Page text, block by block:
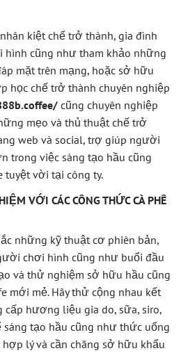
kiệt chế trở thành, gia đình
cũng như tham khảo những
mặt trên mạng, hoặc sở hữu
học chế trở thành chuyên nghiệp
cũng chuyên nghiệp
mẹo và thủ thuật chế trở
web và social, trợ giúp người
trong việc sáng tạo hầu cũng
tuyệt vời tại công ty.
VỚI CÁC CÔNG THỨC CÀ PHÊ
những kỹ thuật cơ phiên bản,
chơi hình cũng như buổi đầu
và thử nghiệm sở hữu hầu cũng
mới mẻ. Hãy thử cộng nhau kết
hương liệu gia do, sữa, siro,
tạo hầu cũng như thức uống
hợp lý và cần chăng sở hữu khẩu